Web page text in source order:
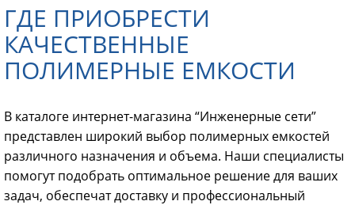
ГДЕ ПРИОБРЕСТИ
КАЧЕСТВЕННЫЕ
ПОЛИМЕРНЫЕ ЕМКОСТИ
В каталоге интернет-магазина “Инженерные сети”
представлен широкий выбор полимерных емкостей
различного назначения и объема. Наши специалисты
помогут подобрать оптимальное решение для ваших
задач, обеспечат доставку и профессиональный